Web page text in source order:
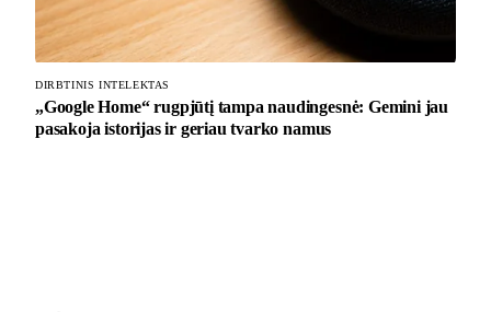
DIRBTINIS INTELEKTAS
„Google Home“ rugpjūtį tampa naudingesnė: Gemini jau
pasakoja istorijas ir geriau tvarko namus